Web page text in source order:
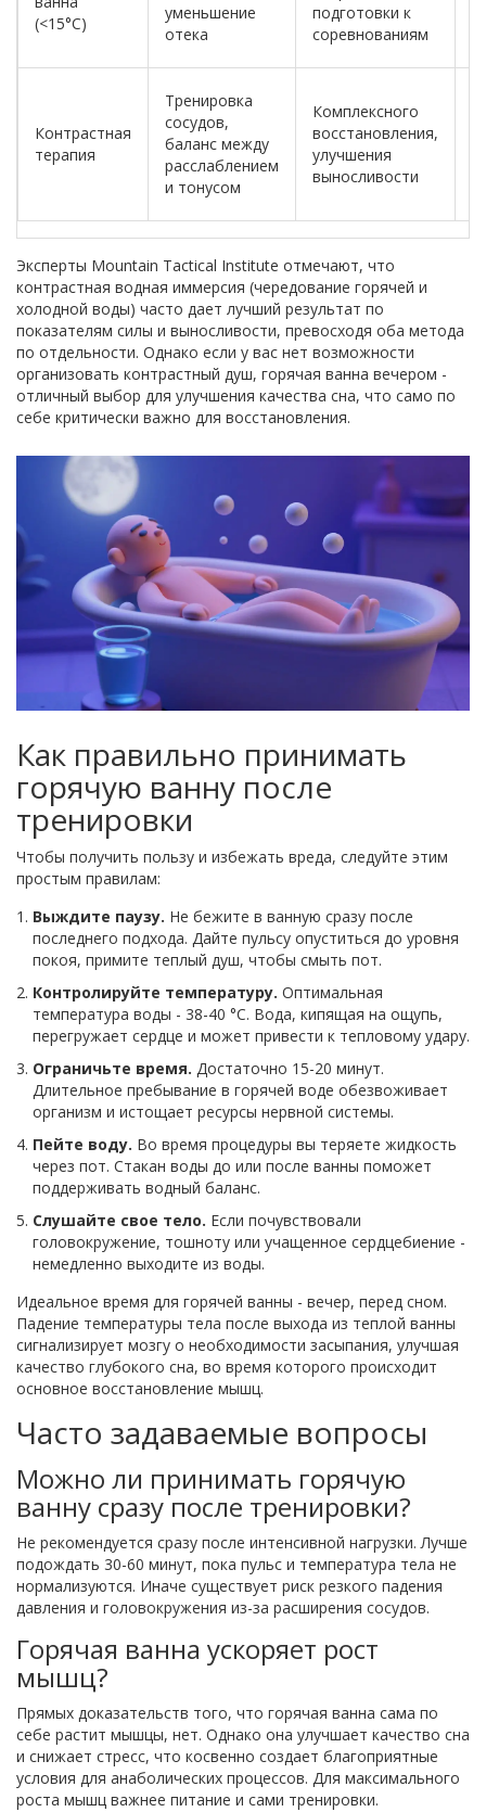
(<15°C)
уменьшение
отека
подготовки к
соревнованиям
Контрастная
терапия
Тренировка
сосудов,
баланс между
расслаблением
и тонусом
Комплексного
восстановления,
улучшения
выносливости
Эксперты Mountain Tactical Institute отмечают, что
контрастная водная иммерсия (чередование горячей и
холодной воды) часто дает лучший результат по
показателям силы и выносливости, превосходя оба метода
по отдельности. Однако если у вас нет возможности
организовать контрастный душ, горячая ванна вечером -
отличный выбор для улучшения качества сна, что само по
себе критически важно для восстановления.
Как правильно принимать
горячую ванну после
тренировки
Чтобы получить пользу и избежать вреда, следуйте этим
простым правилам:
Выждите паузу. Не бежите в ванную сразу после
последнего подхода. Дайте пульсу опуститься до уровня
покоя, примите теплый душ, чтобы смыть пот.
Контролируйте температуру. Оптимальная
температура воды - 38-40 °C. Вода, кипящая на ощупь,
перегружает сердце и может привести к тепловому удару.
Ограничьте время. Достаточно 15-20 минут.
Длительное пребывание в горячей воде обезвоживает
организм и истощает ресурсы нервной системы.
Пейте воду. Во время процедуры вы теряете жидкость
через пот. Стакан воды до или после ванны поможет
поддерживать водный баланс.
Слушайте свое тело. Если почувствовали
головокружение, тошноту или учащенное сердцебиение -
немедленно выходите из воды.
Идеальное время для горячей ванны - вечер, перед сном.
Падение температуры тела после выхода из теплой ванны
сигнализирует мозгу о необходимости засыпания, улучшая
качество глубокого сна, во время которого происходит
основное восстановление мышц.
Часто задаваемые вопросы
Можно ли принимать горячую
ванну сразу после тренировки?
Не рекомендуется сразу после интенсивной нагрузки. Лучше
подождать 30-60 минут, пока пульс и температура тела не
нормализуются. Иначе существует риск резкого падения
давления и головокружения из-за расширения сосудов.
Горячая ванна ускоряет рост
мышц?
Прямых доказательств того, что горячая ванна сама по
себе растит мышцы, нет. Однако она улучшает качество сна
и снижает стресс, что косвенно создает благоприятные
условия для анаболических процессов. Для максимального
роста мышц важнее питание и сами тренировки.